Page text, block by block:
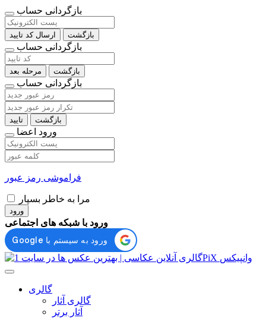
بازگردانی حساب
ارسال کد تایید بازگشت
بازگردانی حساب
مرحله بعد بازگشت
بازگردانی حساب
تایید بازگشت
ورود اعضا
فراموشی رمز عبور
مرا به خاطر بسپار
ورود
ورود با شبکه های اجتماعی
گالری
گالری آثار
آثار برتر